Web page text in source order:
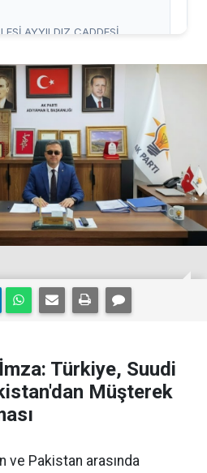
Türkiye, Suudi
Müşterek
ve Pakistan arasında